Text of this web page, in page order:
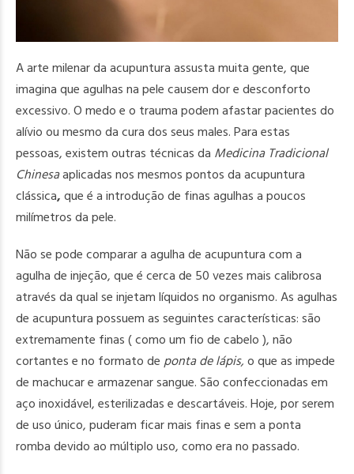
A arte milenar da acupuntura assusta muita gente, que
imagina que agulhas na pele causem dor e desconforto
excessivo. O medo e o trauma podem afastar pacientes do
alívio ou mesmo da cura dos seus males. Para estas
pessoas, existem outras técnicas da Medicina Tradicional
Chinesaaplicadas nos mesmos pontos da acupuntura
clássica, que é a introdução de finas agulhas a poucos
milímetros da pele.
Não se pode comparar a agulha de acupuntura com a
agulha de injeção, que é cerca de 50 vezes mais calibrosa
através da qual se injetam líquidos no organismo. As agulhas
de acupuntura possuem as seguintes características: são
extremamente finas ( como um fio de cabelo ), não
cortantes e no formato de ponta de lápis, o que as impede
de machucar e armazenar sangue. São confeccionadas em
aço inoxidável, esterilizadas e descartáveis. Hoje, por serem
de uso único, puderam ficar mais finas e sem a ponta
romba devido ao múltiplo uso, como era no passado.